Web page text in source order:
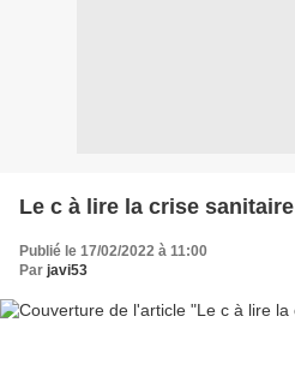
Le c à lire la crise sanitaire
Publié le 17/02/2022 à 11:00
Par javi53